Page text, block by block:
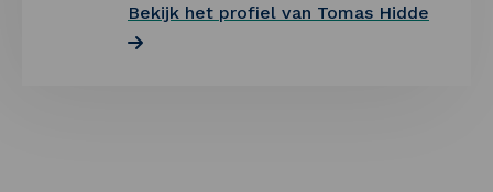
Bekijk het profiel van Tomas Hidde